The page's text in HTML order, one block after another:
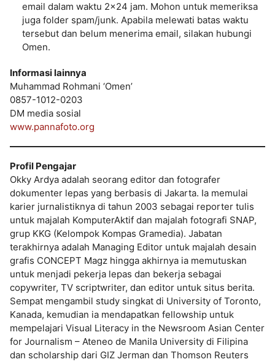
email dalam waktu 2×24 jam. Mohon untuk memeriksa
juga folder spam/junk. Apabila melewati batas waktu
tersebut dan belum menerima email, silakan hubungi
Omen.
Informasi lainnya
Muhammad Rohmani ‘Omen’
0857-1012-0203
DM media sosial
www.pannafoto.org
Profil Pengajar
Okky Ardya adalah seorang editor dan fotografer
dokumenter lepas yang berbasis di Jakarta. Ia memulai
karier jurnalistiknya di tahun 2003 sebagai reporter tulis
untuk majalah KomputerAktif dan majalah fotografi SNAP,
grup KKG (Kelompok Kompas Gramedia). Jabatan
terakhirnya adalah Managing Editor untuk majalah desain
grafis CONCEPT Magz hingga akhirnya ia memutuskan
untuk menjadi pekerja lepas dan bekerja sebagai
copywriter, TV scriptwriter, dan editor untuk situs berita.
Sempat mengambil study singkat di University of Toronto,
Kanada, kemudian ia mendapatkan fellowship untuk
mempelajari Visual Literacy in the Newsroom Asian Center
for Journalism – Ateneo de Manila University di Filipina
dan scholarship dari GIZ Jerman dan Thomson Reuters